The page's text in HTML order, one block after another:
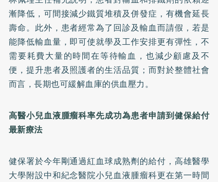
漸降低，可間接減少鐵質堆積及併發症，有機會延長
壽命。此外，患者經常為了回診及輸血而請假，若是
能降低輸血量，即可使就學及工作安排更有彈性，不
需要耗費大量的時間在等待輸血，也減少顧慮及不
便，提升患者及照護者的生活品質；而對於整體社會
而言，長期也可緩解血庫的供血壓力。
高醫小兒血液腫瘤科率先成功為患者申請到健保給付
最新療法
健保署於今年剛通過紅血球成熟劑的給付，高雄醫學
大學附設中和紀念醫院小兒血液腫瘤科更在第一時間